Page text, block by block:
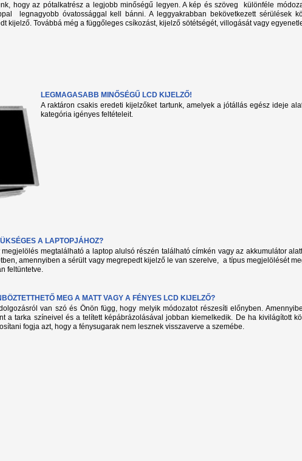
hogy az pótalkatrész a legjobb minőségű legyen. A kép és szöveg különféle
legnagyobb óvatossággal kell bánni. A leggyakrabban bekövetkezett sérülések
kijelző. Továbbá még a függőleges csíkozást, kijelző sötétségét, villogását vagy
LEGMAGASABB MINŐSÉGŰ LCD KIJELZŐ!
A raktáron csakis eredeti kijelzőket tartunk, amelyek a jótállás egész ideje
kategória igényes feltételeit.
A LAPTOPJÁHOZ?
megtalálható a laptop alulsó részén található címkén vagy az akkumulátor
amennyiben a sérült vagy megrepedt kijelző le van szerelve, a típus megjelölését
feltüntetve.
MEG A MATT VAGY A FÉNYES LCD KIJELZŐ?
van szó és Önön függ, hogy melyik módozatot részesíti előnyben.
a tarka színeivel és a telített képábrázolásával jobban kiemelkedik. De ha kivilágított
fogja azt, hogy a fénysugarak nem lesznek visszaverve a szemébe.